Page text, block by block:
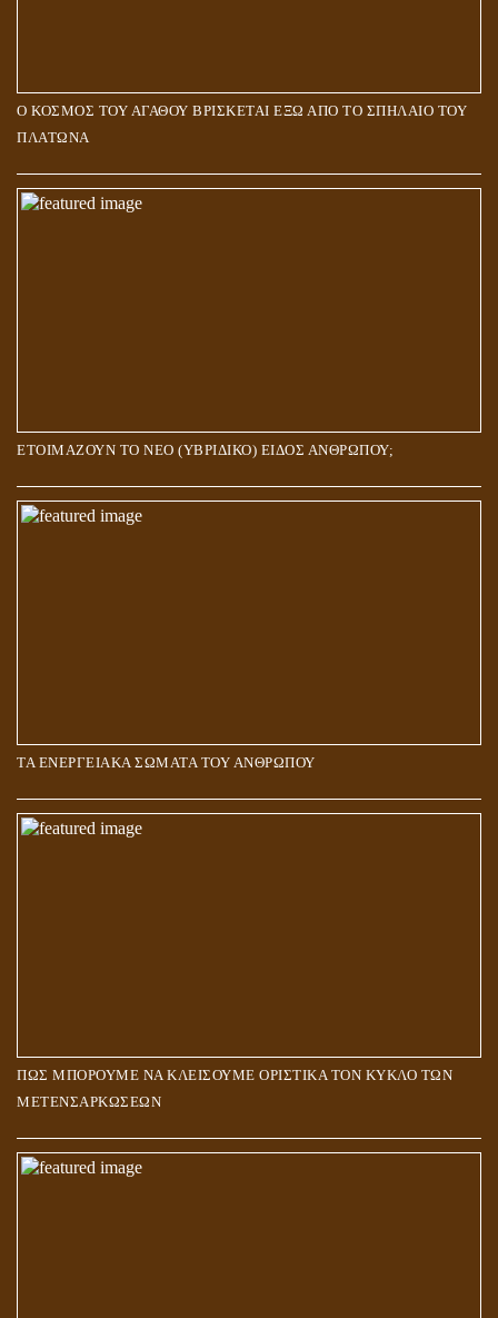
Ο ΚΟΣΜΟΣ ΤΟΥ ΑΓΑΘΟΥ ΒΡΙΣΚΕΤΑΙ ΕΞΩ ΑΠΟ ΤΟ ΣΠΗΛΑΙΟ ΤΟΥ
ΠΛΑΤΩΝΑ
ΕΤΟΙΜΑΖΟΥΝ ΤΟ ΝΕΟ (ΥΒΡΙΔΙΚΟ) ΕΙΔΟΣ ΑΝΘΡΩΠΟΥ;
ΤΑ ΕΝΕΡΓΕΙΑΚΑ ΣΩΜΑΤΑ ΤΟΥ ΑΝΘΡΩΠΟΥ
ΠΩΣ ΜΠΟΡΟΥΜΕ ΝΑ ΚΛΕΙΣΟΥΜΕ ΟΡΙΣΤΙΚΑ ΤΟΝ ΚΥΚΛΟ ΤΩΝ
ΜΕΤΕΝΣΑΡΚΩΣΕΩΝ